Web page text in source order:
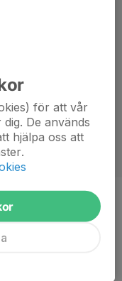
för att vår
De används
hjälpa oss att